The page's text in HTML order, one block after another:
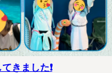
きました❗